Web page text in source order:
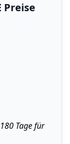
Preise
Tage für